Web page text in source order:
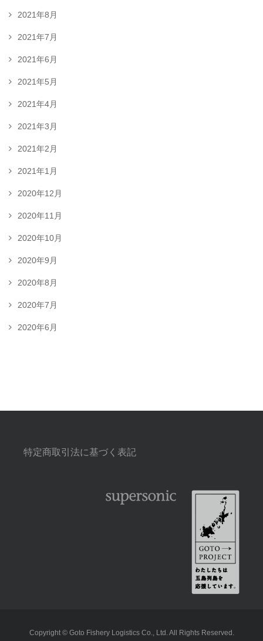
2021年8月
2021年7月
2021年6月
2021年5月
2021年4月
2021年3月
2021年2月
2021年1月
2020年12月
2020年11月
2020年10月
2020年9月
2020年8月
2020年7月
2020年6月
特定商取引法に基づく表記
Copyright © Goto Fishery Logistics Co., Ltd. All Rights Reserved.